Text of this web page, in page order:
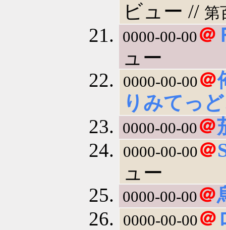
ビュー // 第
0000-00-00＠
ュー
0000-00-00＠
りみてっ
0000-00-00＠
0000-00-00＠
ュー
0000-00-00＠
0000-00-00＠